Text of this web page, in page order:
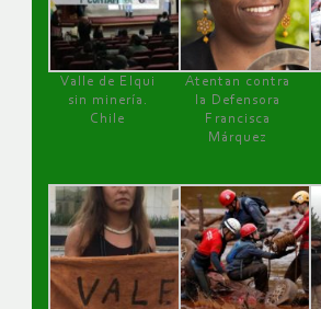
Valle de Elqui
sin minería.
Chile
Atentan contra
la Defensora
Francisca
Márquez